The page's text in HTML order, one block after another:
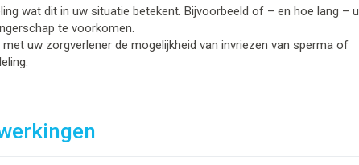
wat dit in uw situatie betekent. Bijvoorbeeld of – en hoe lang – u
te voorkomen.
uw zorgverlener de mogelijkheid van invriezen van sperma of